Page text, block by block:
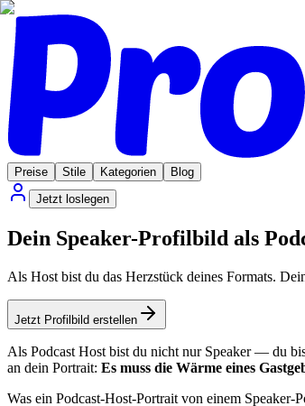
Preise Stile Kategorien
Blog
Jetzt loslegen
Dein Speaker-Profilbild als
Als Host bist du das Herzstück deines Formats.
Jetzt Profilbild erstellen
Als Podcast Host bist du nicht nur Speaker — du
an dein Portrait: Es muss die Wärme eines
Was ein Podcast-Host-Portrait von einem